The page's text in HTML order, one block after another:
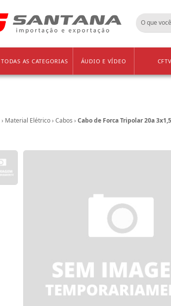
TODAS AS CATEGORIAS ÁUDIO E VÍDEO CFTV
› Material Elétrico› Cabos › Cabo de Forca Tripolar 20a